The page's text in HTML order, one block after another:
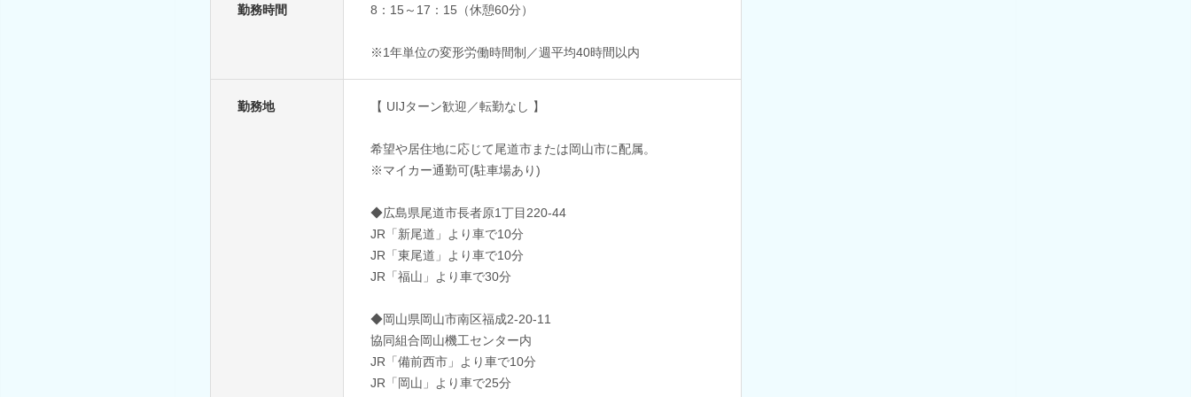
勤務時間 8：15～17：15（休憩60分）
※1年単位の変形労働時間制／週平均40時間以内
勤務地 【 UIJターン歓迎／転勤なし 】
希望や居住地に応じて尾道市または岡山市に配属。
※マイカー通勤可(駐車場あり)
◆広島県尾道市長者原1丁目220-44
JR「新尾道」より車で10分
JR「東尾道」より車で10分
JR「福山」より車で30分
◆岡山県岡山市南区福成2-20-11
協同組合岡山機工センター内
JR「備前西市」より車で10分
JR「岡山」より車で25分